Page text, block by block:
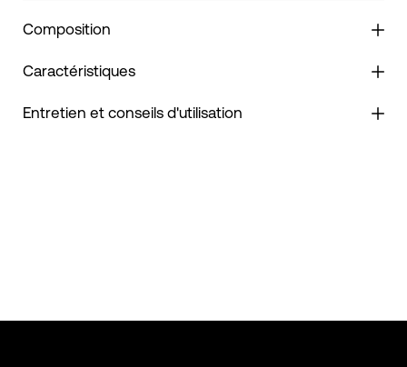
Composition
Caractéristiques
Entretien et conseils d'utilisation